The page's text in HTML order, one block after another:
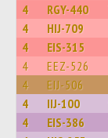
4 RGY-440
4 HIJ-709
4 EIS-315
4 EEZ-526
4 EIJ-506
4 IIJ-100
4 EIS-386